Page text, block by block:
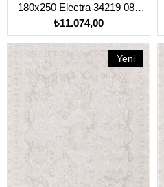
180x250 Electra 34219 080
Kahverengi Açık
₺11.074,00
Yeni
Ürün